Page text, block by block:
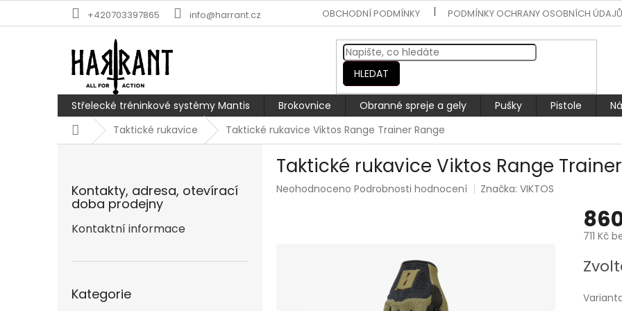
+420703397865 info@harrant.cz OBCHODNÍ PODMÍNKY PODMÍNKY OCHRANY OSOBNÍCH ÚDAJŮ
HLEDAT
Střelecké tréninkové systémy Mantis Brokovnice Obranné spreje a gely Pušky Pistole
DomůTaktické rukavice Taktické rukavice Viktos Range Trainer Range
Kontakty, adresa, otevírací
doba prodejny
Kontaktní informace
kategorie
Kategorie
Taktické rukavice Viktos Range
Průměrné
Neohodnoceno Podrobnosti hodnocení Značka:VIKTOS
711 Kč
cena: